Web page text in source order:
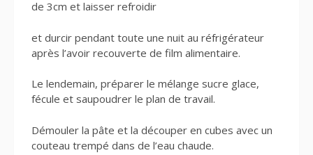
de 3cm et laisser refroidir
et durcir pendant toute une nuit au réfrigérateur
après l’avoir recouverte de film alimentaire.
Le lendemain, préparer le mélange sucre glace,
fécule et saupoudrer le plan de travail.
Démouler la pâte et la découper en cubes avec un
couteau trempé dans de l’eau chaude.